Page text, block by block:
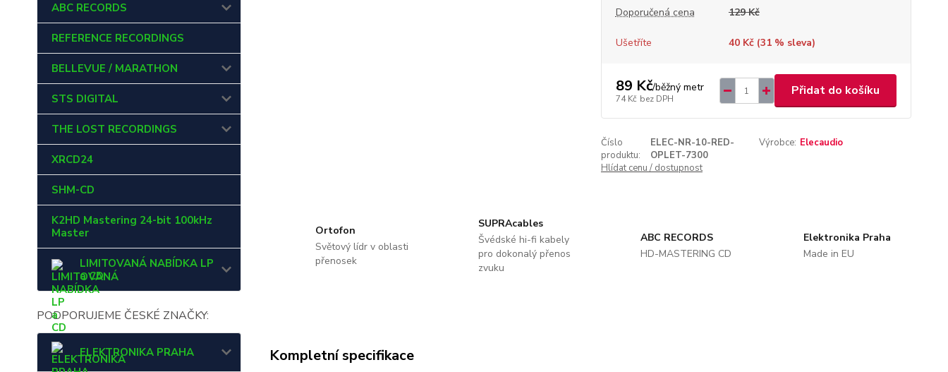
ABC RECORDS
REFERENCE RECORDINGS
BELLEVUE / MARATHON
STS DIGITAL
THE LOST RECORDINGS
XRCD24
SHM-CD
K2HD Mastering 24-bit 100kHz
Master
LIMITOVANÁ NABÍDKA LP
a CD
PODPORUJEME ČESKÉ ZNAČKY:
ELEKTRONIKA PRAHA
Doporučená cena
129 Kč
Ušetříte 40 Kč (31% sleva)
89 Kč/běžný metr
74 Kč bez DPH
Přidat do košíku
Číslo
produktu:
ELEC-NR-10-RED-
OPLET-7300
Výrobce: Elecaudio
Hlídat cenu / dostupnost
Ortofon
Světový lídr v oblasti
přenosek
SUPRAcables
Švédské hi-fi kabely
pro dokonalý přenos
zvuku
ABC RECORDS
HD-MASTERING CD
Elektronika Praha
Made in EU
Kompletní specifikace